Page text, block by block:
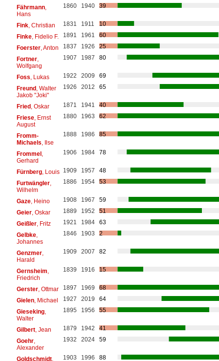
Fährmann,
Hans
1860 1940 39
Fink, Christian 1831 1911
10
Finke, Fidelio F. 1891 1961
60
Foerster, Anton 1837 1926
25
Fortner,
Wolfgang
1907 1987 80
Foss , Lukas 1922 2009
69
Freund, Walter
Jakob "Joki"
1926 2012 65
Fried, Oskar 1871 1941
40
Friese, Ernst
August
1880 1963 62
Fromm-
Michaels , Ilse
1888 1986 85
Frommel,
Gerhard
1906 1984 78
Fürnberg, Louis 1909 1957
48
Furtwängler,
Wilhelm
1886 1954 53
Gaze, Heino 1908 1967
59
Geier, Oskar 1889 1952
51
Geißler, Fritz 1921 1984
63
Gelbke,
Johannes
1846 1903 2
Genzmer,
Harald
1909 2007 82
Gernsheim
Friedrich
1839 1916 15
Gerster, Ottmar 1897 1969
68
Gielen, Michael 1927 2019
64
Gieseking,
Walter
1895 1956 55
Gilbert, Jean 1879 1942
41
Goehr,
Alexander
1932 2024 59
Goldschmidt, 1903 1996 88